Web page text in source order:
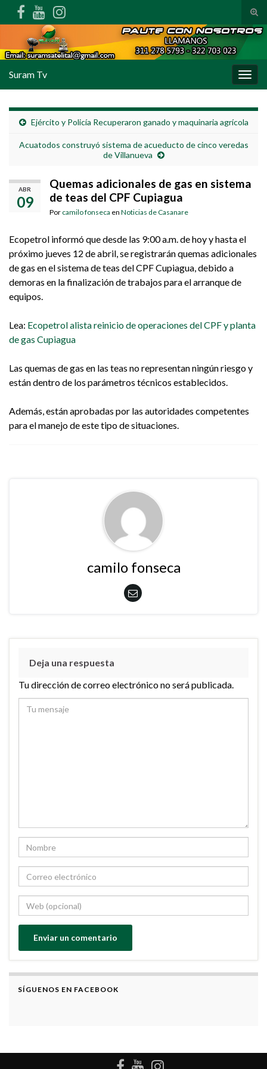
Suram Tv
Ejército y Policía Recuperaron ganado y maquinaria agrícola
Acuatodos construyó sistema de acueducto de cinco veredas
de Villanueva
ABR
09
Quemas adicionales de gas en sistema
de teas del CPF Cupiagua
Por camilo fonseca en Noticias de Casanare
Ecopetrol informó que desde las 9:00 a.m. de hoy y hasta el
próximo jueves 12 de abril, se registrarán quemas adicionales
de gas en el sistema de teas del CPF Cupiagua, debido a
demoras en la finalización de trabajos para el arranque de
equipos.
Lea: Ecopetrol alista reinicio de operaciones del CPF y planta
de gas Cupiagua
Las quemas de gas en las teas no representan ningún riesgo y
están dentro de los parámetros técnicos establecidos.
Además, están aprobadas por las autoridades competentes
para el manejo de este tipo de situaciones.
camilo fonseca
Deja una respuesta
Tu dirección de correo electrónico no será publicada.
SÍGUENOS EN FACEBOOK